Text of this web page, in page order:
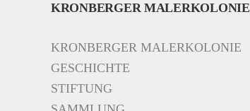
KRONBERGER MALERKOLONIE
KRONBERGER MALERKOLONIE
GESCHICHTE
STIFTUNG